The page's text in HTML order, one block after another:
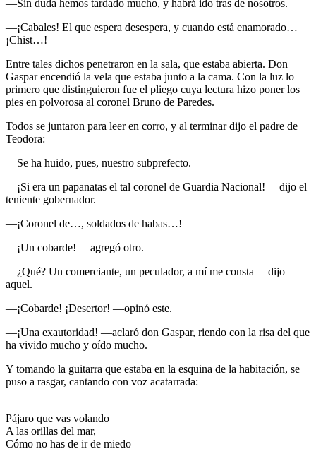
—Sin duda hemos tardado mucho, y habrá ido tras de nosotros.
—¡Cabales! El que espera desespera, y cuando está enamorado…
¡Chist…!
Entre tales dichos penetraron en la sala, que estaba abierta. Don
Gaspar encendió la vela que estaba junto a la cama. Con la luz lo
primero que distinguieron fue el pliego cuya lectura hizo poner los
pies en polvorosa al coronel Bruno de Paredes.
Todos se juntaron para leer en corro, y al terminar dijo el padre de
Teodora:
—Se ha huido, pues, nuestro subprefecto.
—¡Si era un papanatas el tal coronel de Guardia Nacional! —dijo el
teniente gobernador.
—¡Coronel de…, soldados de habas…!
—¡Un cobarde! —agregó otro.
—¿Qué? Un comerciante, un peculador, a mí me consta —dijo
aquel.
—¡Cobarde! ¡Desertor! —opinó este.
—¡Una exautoridad! —aclaró don Gaspar, riendo con la risa del que
ha vivido mucho y oído mucho.
Y tomando la guitarra que estaba en la esquina de la habitación, se
puso a rasgar, cantando con voz acatarrada:
Pájaro que vas volando
A las orillas del mar,
Cómo no has de ir de miedo